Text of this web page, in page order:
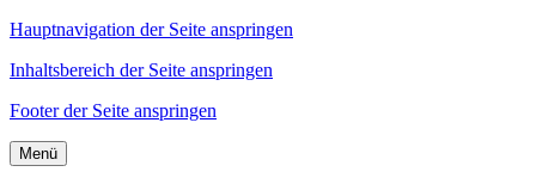
Hauptnavigation der Seite anspringen
Inhaltsbereich der Seite anspringen
Footer der Seite anspringen
Menü